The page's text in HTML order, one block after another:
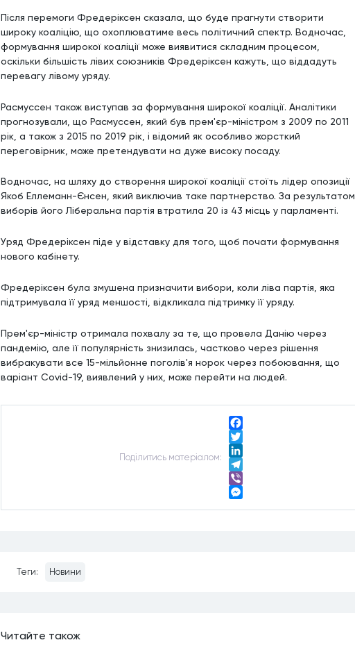
Після перемоги Фредеріксен сказала, що буде прагнути створити
широку коаліцію, що охоплюватиме весь політичний спектр. Водночас,
формування широкої коаліції може виявитися складним процесом,
оскільки більшість лівих союзників Фредеріксен кажуть, що віддадуть
перевагу лівому уряду.
Расмуссен також виступав за формування широкої коаліції. Аналітики
прогнозували, що Расмуссен, який був прем'єр-міністром з 2009 по 2011
рік, а також з 2015 по 2019 рік, і відомий як особливо жорсткий
переговірник, може претендувати на дуже високу посаду.
Водночас, на шляху до створення широкої коаліції стоїть лідер опозиції
Якоб Еллеманн-Єнсен, який виключив таке партнерство. За результатом
виборів його Ліберальна партія втратила 20 із 43 місць у парламенті.
Уряд Фредеріксен піде у відставку для того, щоб почати формування
нового кабінету.
Фредеріксен була змушена призначити вибори, коли ліва партія, яка
підтримувала її уряд меншості, відкликала підтримку її уряду.
Прем'єр-міністр отримала похвалу за те, що провела Данію через
пандемію, але її популярність знизилась, частково через рішення
вибракувати все 15-мільйонне поголів'я норок через побоювання, що
варіант Covid-19, виявлений у них, може перейти на людей.
Подiлитись матерiалом:
Facebook
Twitter
LinkedIn
Telegram
Viber
Теги: Новини
Читайте також